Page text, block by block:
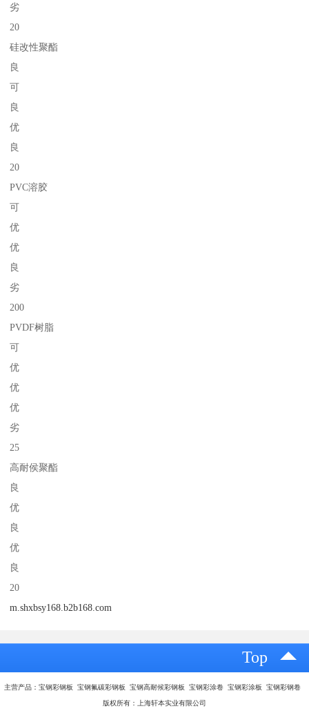
劣
20
硅改性聚酯
良
可
良
优
良
20
PVC溶胶
可
优
优
良
劣
200
PVDF树脂
可
优
优
优
劣
25
高耐侯聚酯
良
优
良
优
良
20
m.shxbsy168.b2b168.com
Top
主营产品：宝钢彩钢板 宝钢氟碳彩钢板 宝钢高耐候彩钢板 宝钢彩涂卷 宝钢彩涂板 宝钢彩钢卷
版权所有：上海轩本实业有限公司